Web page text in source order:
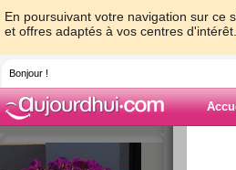
En poursuivant votre navigation sur ce
et offres adaptés à vos centres d'intérêt.
Bonjour !